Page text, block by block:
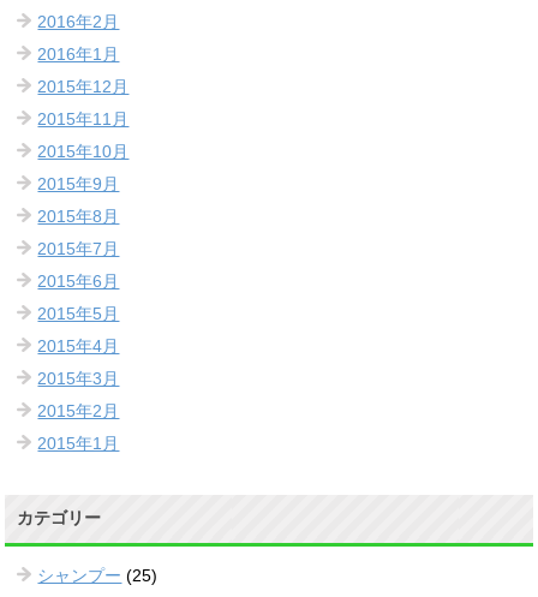
2016年2月
2016年1月
2015年12月
2015年11月
2015年10月
2015年9月
2015年8月
2015年7月
2015年6月
2015年5月
2015年4月
2015年3月
2015年2月
2015年1月
カテゴリー
シャンプー (25)